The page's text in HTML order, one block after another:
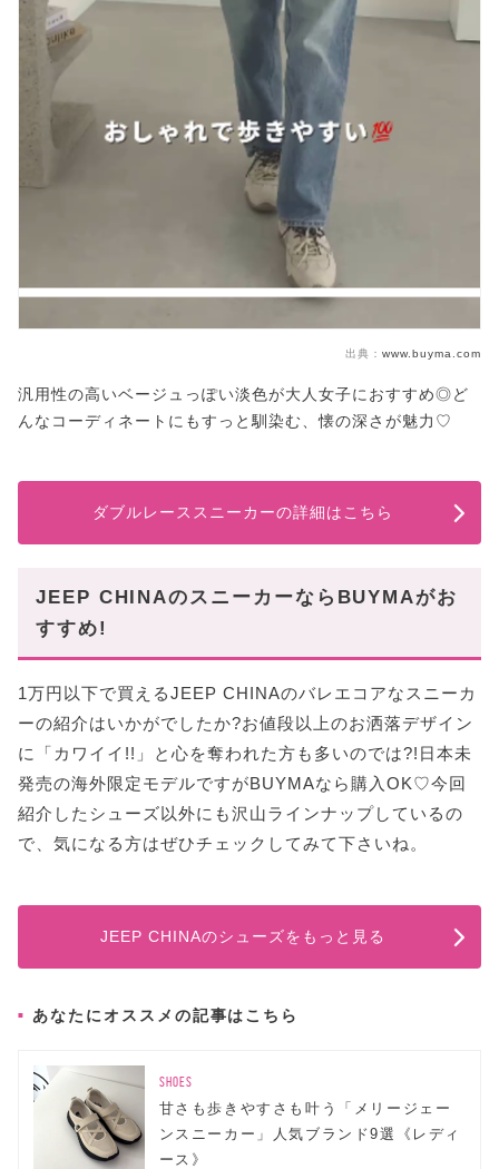
出典： www.buyma.com
汎用性の高いベージュっぽい淡色が大人女子におすすめ◎ど
んなコーディネートにもすっと馴染む、懐の深さが魅力♡
ダブルレーススニーカーの詳細はこちら
JEEP CHINAのスニーカーならBUYMAがお
すすめ!
1万円以下で買えるJEEP CHINAのバレエコアなスニーカ
ーの紹介はいかがでしたか?お値段以上のお洒落デザイン
に「カワイイ!!」と心を奪われた方も多いのでは?!日本未
発売の海外限定モデルですがBUYMAなら購入OK♡今回
紹介したシューズ以外にも沢山ラインナップしているの
で、気になる方はぜひチェックしてみて下さいね。
JEEP CHINAのシューズをもっと見る
あなたにオススメの記事はこちら
SHOES
甘さも歩きやすさも叶う「メリージェー
ンスニーカー」人気ブランド9選《レディ
ース》